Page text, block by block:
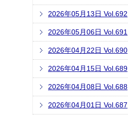
2026年05月13日 Vol.692
2026年05月06日 Vol.691
2026年04月22日 Vol.690
2026年04月15日 Vol.689
2026年04月08日 Vol.688
2026年04月01日 Vol.687